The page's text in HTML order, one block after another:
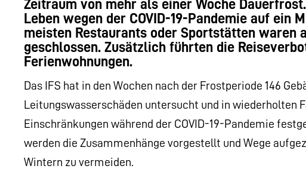
Zeitraum von mehr als einer Woche
Leben wegen der COVID-19-Pandemie auf ein
meisten Restaurants oder Sportstätten waren
geschlossen. Zusätzlich führten die
Ferienwohnungen.
Das IFS hat in den Wochen nach der Frostperiode 146
Leitungswasserschäden untersucht und in wiederholten
Einschränkungen während der COVID-19-Pandemie
werden die Zusammenhänge vorgestellt und Wege
Wintern zu vermeiden.